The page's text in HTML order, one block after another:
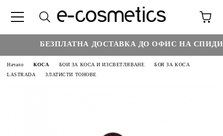
БЕЗПЛАТНА ДОСТАВКА ДО ОФИС НА СПИДИ
Начало КОСА БОИ ЗА КОСА И ИЗСВЕТЛЯВАНЕ
БОЯ ЗА КОСА
LASTRADA
ЗЛАТИСТИ ТОНОВЕ